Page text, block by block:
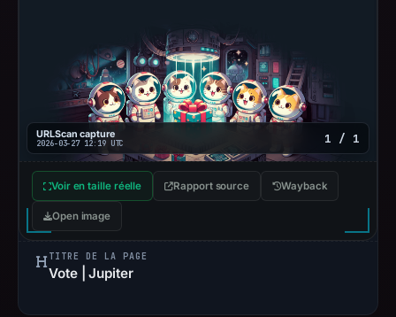
URLScan capture
2026-03-27 12:19 UTC 1 / 1
Voir en taille réelle Rapport source Wayback
Open image
TITRE DE LA PAGE
Vote | Jupiter